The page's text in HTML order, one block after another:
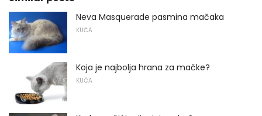
Neva Masquerade pasmina mačaka
KUĆA
Koja je najbolja hrana za mačke?
KUĆA